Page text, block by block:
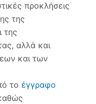
προκλήσεις
της
της
αλλά και
και των
το έγγραφο